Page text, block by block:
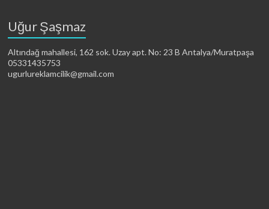
Uğur Şaşmaz
Altındağ mahallesi, 162 sok. Uzay apt. No: 23 B Antalya/Muratpaşa
05331435753
ugurlureklamcilik@gmail.com